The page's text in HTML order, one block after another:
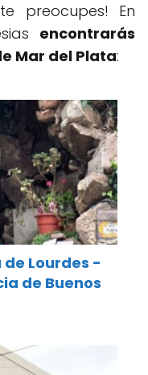
preocupes! En
encontrarás
Mar del Plata:
Lourdes -
de Buenos